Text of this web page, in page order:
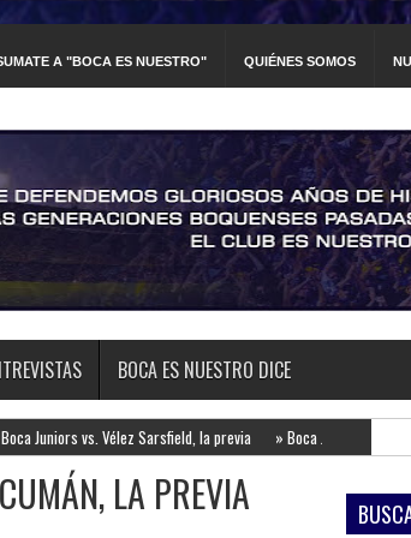
A "BOCA ES NUESTRO" QUIÉNES SOMOS
BOCA ES NUESTRO DICE
Vélez Sarsfield, la previa »Boca Juniors vs. Estudiantes de la
LA PREVIA